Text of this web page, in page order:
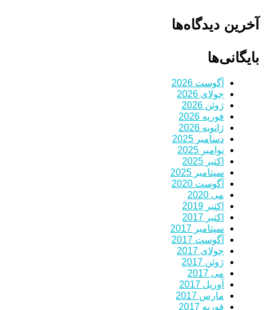
آخرین دیدگاه‌ها
بایگانی‌ها
آگوست 2026
جولای 2026
ژوئن 2026
فوریه 2026
ژانویه 2026
دسامبر 2025
نوامبر 2025
اکتبر 2025
سپتامبر 2025
آگوست 2020
می 2020
اکتبر 2019
اکتبر 2017
سپتامبر 2017
آگوست 2017
جولای 2017
ژوئن 2017
می 2017
آوریل 2017
مارس 2017
فوریه 2017